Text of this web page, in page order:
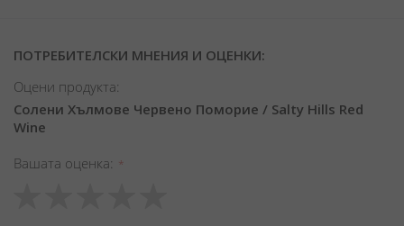
ПОТРЕБИТЕЛСКИ МНЕНИЯ И ОЦЕНКИ:
Оцени продукта:
Солени Хълмове Червено Поморие / Salty Hills Red
Wine
Вашата оценка